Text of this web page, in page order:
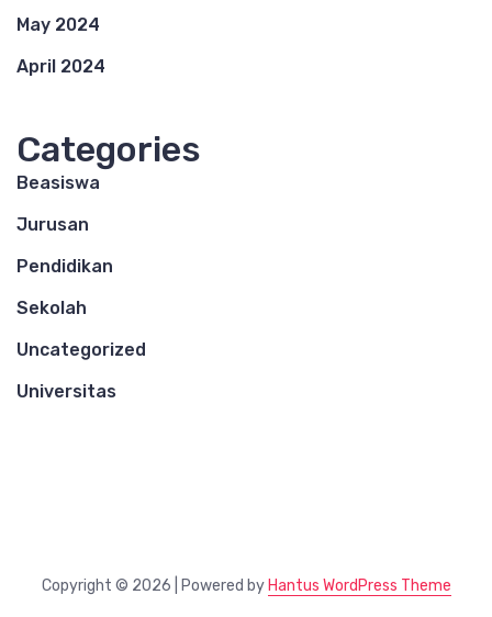
May 2024
April 2024
Categories
Beasiswa
Jurusan
Pendidikan
Sekolah
Uncategorized
Universitas
Copyright © 2026 | Powered by Hantus WordPress Theme